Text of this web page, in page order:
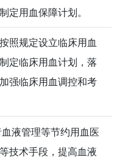
定用血保障计划。
照规定设立临床用血
定临床用血计划，落
强临床用血调控和考
液管理等节约用血医
技术手段，提高血液